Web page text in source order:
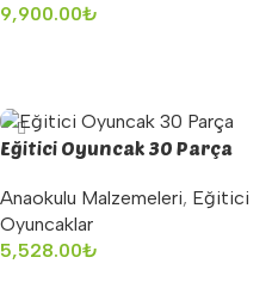
9,900.00₺
Eğitici Oyuncak 30 Parça
Anaokulu Malzemeleri, Eğitici
Oyuncaklar
5,528.00₺